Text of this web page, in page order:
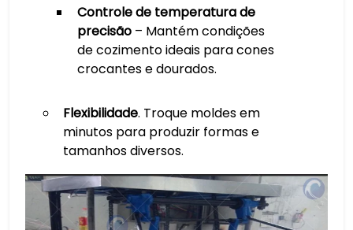
Controle de temperatura de
precisão– Mantém condições
de cozimento ideais para cones
crocantes e dourados.
Flexibilidade. Troque moldes em
minutos para produzir formas e
tamanhos diversos.